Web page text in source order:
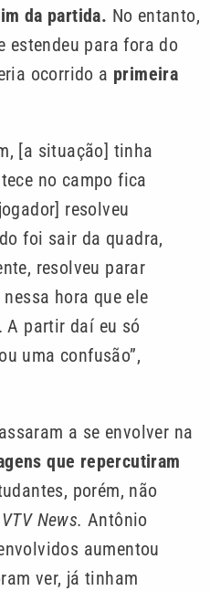
da partida. No entanto,
estendeu para fora do
ocorrido a primeira
[a situação] tinha
no campo fica
resolveu
foi sair da quadra,
resolveu parar
hora que ele
A partir daí eu só
uma confusão”,
a se envolver na
que repercutiram
porém, não
VTV News. Antônio
aumentou
ver, já tinham